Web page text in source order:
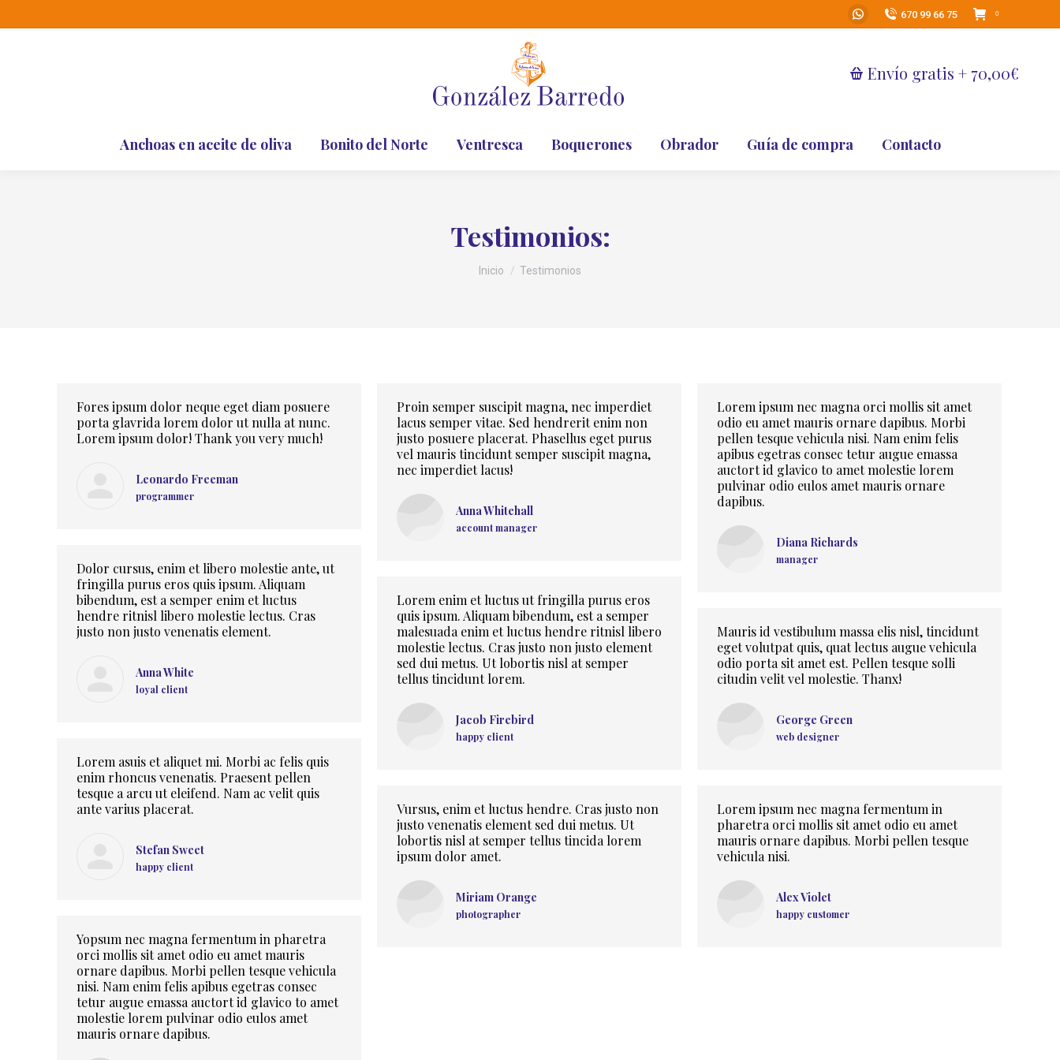
Whatsapp
opens
in
670 99 66 75 0
Envío gratis + 70,00€
Anchoas en aceite de oliva Bonito del Norte Ventresca Boquerones Obrador Guía de compra Contacto
Testimonios:
Inicio Testimonios
Fores ipsum dolor neque eget diam posuere
porta glavrida lorem dolor ut nulla at nunc.
Lorem ipsum dolor! Thank you very much!
Leonardo Freeman
programmer
Proin semper suscipit magna, nec imperdiet
lacus semper vitae. Sed hendrerit enim non
justo posuere placerat. Phasellus eget purus
vel mauris tincidunt semper suscipit magna,
nec imperdiet lacus!
Anna Whitehall
account manager
Lorem ipsum nec magna orci mollis sit amet
odio eu amet mauris ornare dapibus. Morbi
pellen tesque vehicula nisi. Nam enim felis
apibus egetras consec tetur augue emassa
auctort id glavico to amet molestie lorem
pulvinar odio eulos amet mauris ornare
dapibus.
Diana Richards
manager
Dolor cursus, enim et libero molestie ante, ut
fringilla purus eros quis ipsum. Aliquam
bibendum, est a semper enim et luctus
hendre ritnisl libero molestie lectus. Cras
justo non justo venenatis element.
Anna White
loyal client
Lorem enim et luctus ut fringilla purus eros
quis ipsum. Aliquam bibendum, est a semper
malesuada enim et luctus hendre ritnisl libero
molestie lectus. Cras justo non justo element
sed dui metus. Ut lobortis nisl at semper
tellus tincidunt lorem.
Jacob Firebird
happy client
Mauris id vestibulum massa elis nisl, tincidunt
eget volutpat quis, quat lectus augue vehicula
odio porta sit amet est. Pellen tesque solli
citudin velit vel molestie. Thanx!
George Green
web designer
Lorem asuis et aliquet mi. Morbi ac felis quis
enim rhoncus venenatis. Praesent pellen
tesque a arcu ut eleifend. Nam ac velit quis
ante varius placerat.
Stefan Sweet
happy client
Vursus, enim et luctus hendre. Cras justo non
justo venenatis element sed dui metus. Ut
lobortis nisl at semper tellus tincida lorem
ipsum dolor amet.
Miriam Orange
photographer
Lorem ipsum nec magna fermentum in
pharetra orci mollis sit amet odio eu amet
mauris ornare dapibus. Morbi pellen tesque
vehicula nisi.
Alex Violet
happy customer
Yopsum nec magna fermentum in pharetra
orci mollis sit amet odio eu amet mauris
ornare dapibus. Morbi pellen tesque vehicula
nisi. Nam enim felis apibus egetras consec
tetur augue emassa auctort id glavico to amet
molestie lorem pulvinar odio eulos amet
mauris ornare dapibus.